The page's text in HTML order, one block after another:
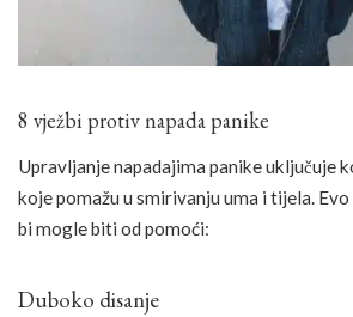
8 vježbi protiv napada panike
Upravljanje napadajima panike uključuje
koje pomažu u smirivanju uma i tijela.
bi mogle biti od pomoći:
Duboko disanje